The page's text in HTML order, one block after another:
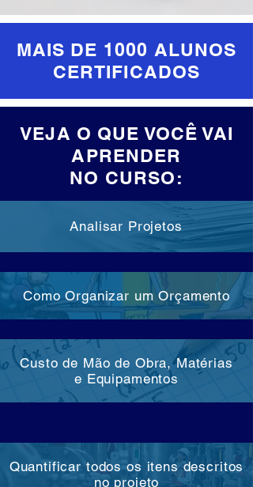
MAIS DE 1000 ALUNOS
CERTIFICADOS
VEJA O QUE VOCÊ VAI
APRENDER
NO CURSO:
Analisar Projetos
Como Organizar um Orçamento
Custo de Mão de Obra, Matérias
e Equipamentos
Quantificar todos os itens descritos
no projeto